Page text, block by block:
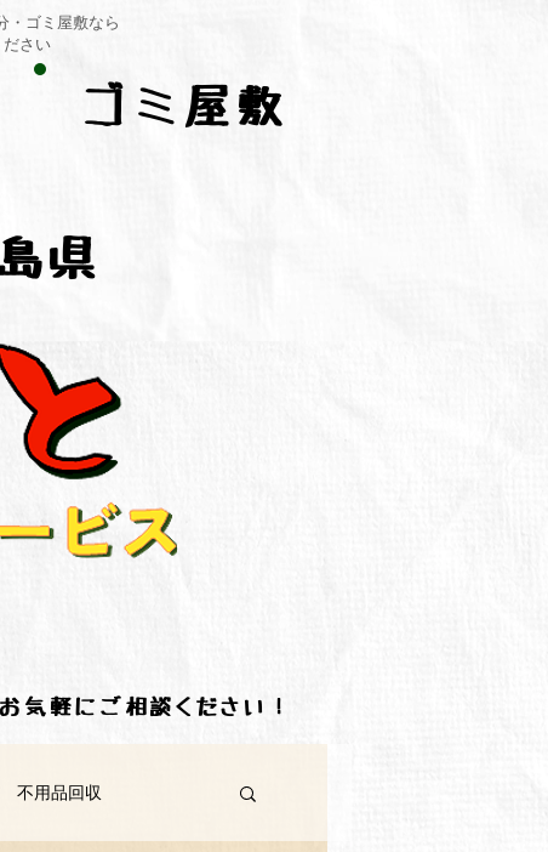
・ゴミ屋敷なら
さい
ゴミ屋敷
県
気軽にご相談ください！
不用品回収